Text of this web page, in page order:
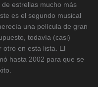
estrellas mucho más
es el segundo musical
una película de gran
todavía (casi)
otro en esta lista. El
hasta 2002 para que se